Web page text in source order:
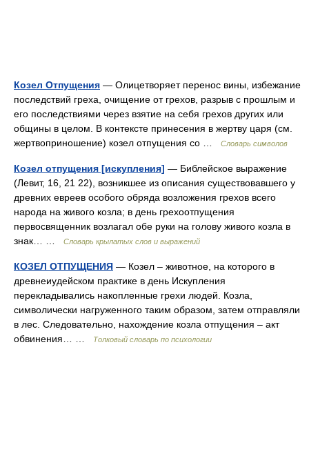
Козел Отпущения — Олицетворяет перенос вины, избежание
последствий греха, очищение от грехов, разрыв с прошлым и
его последствиями через взятие на себя грехов других или
общины в целом. В контексте принесения в жертву царя (см.
жертвоприношение) козел отпущения со …
Словарь символов
Козел отпущения [искупления] — Библейское выражение
(Левит, 16, 21 22), возникшее из описания существовавшего у
древних евреев особого обряда возложения грехов всего
народа на живого козла; в день грехоотпущения
первосвященник возлагал обе руки на голову живого козла в
знак… …
Словарь крылатых слов и выражений
КОЗЕЛ ОТПУЩЕНИЯ — Козел – животное, на которого в
древнеиудейском практике в день Искупления
перекладывались накопленные грехи людей. Козла,
символически нагруженного таким образом, затем отправляли
в лес. Следовательно, нахождение козла отпущения – акт
обвинения… …
Толковый словарь по психологии